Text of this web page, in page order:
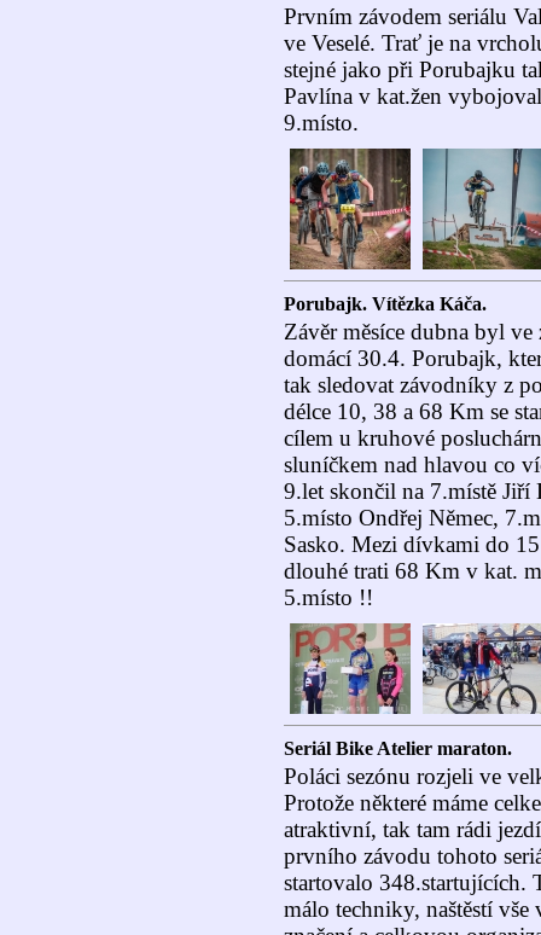
Prvním závodem seriálu
ve Veselé. Trať je na
stejné jako při Porubajku
Pavlína v kat.žen
9.místo.
Porubajk. Vítězka Káča.
Závěr měsíce dubna byl ve
domácí 30.4. Porubajk,
tak sledovat závodníky z
délce 10, 38 a 68 Km se
cílem u kruhové
sluníčkem nad hlavou co
9.let skončil na 7.místě
5.místo Ondřej Němec,
Sasko. Mezi dívkami do
dlouhé trati 68 Km v kat.
5.místo !!
Seriál Bike Atelier maraton.
Poláci sezónu rozjeli ve
Protože některé máme
atraktivní, tak tam rádi
prvního závodu tohoto
startovalo 348.startujících.
málo techniky, naštěstí